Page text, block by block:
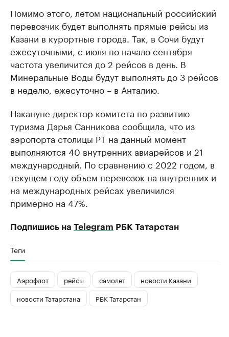
Помимо этого, летом национальный российский
перевозчик будет выполнять прямые рейсы из
Казани в курортные города. Так, в Сочи будут
ежесуточными, с июля по начало сентября
частота увеличится до 2 рейсов в день. В
Минеральные Воды будут выполнять до 3 рейсов
в неделю, ежесуточно – в Анталию.
Накануне директор комитета по развитию
туризма Дарья Санникова сообщила, что из
аэропорта столицы РТ на данный момент
выполняются 40 внутренних авиарейсов и 21
международный. По сравнению с 2022 годом, в
текущем году объем перевозок на внутренних и
на международных рейсах увеличился
примерно на 47%.
Подпишись на Telegram РБК Татарстан
Теги
Аэрофлот рейсы самолет
новости Казани
новости Татарстана
РБК Татарстан